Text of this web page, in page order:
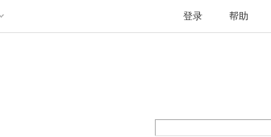
帮助
登录